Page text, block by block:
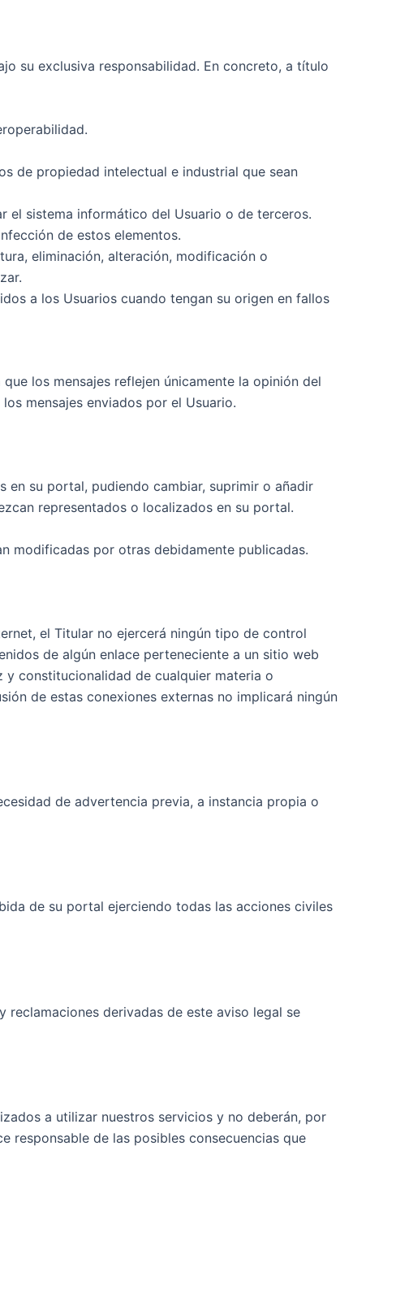
su exclusiva responsabilidad. En concreto, a título
de propiedad intelectual e industrial que sean
el sistema informático del Usuario o de terceros.
de estos elementos.
eliminación, alteración, modificación o
a los Usuarios cuando tengan su origen en fallos
los mensajes reflejen únicamente la opinión del
mensajes enviados por el Usuario.
en su portal, pudiendo cambiar, suprimir o añadir
representados o localizados en su portal.
modificadas por otras debidamente publicadas.
el Titular no ejercerá ningún tipo de control
de algún enlace perteneciente a un sitio web
constitucionalidad de cualquier materia o
de estas conexiones externas no implicará ningún
de advertencia previa, a instancia propia o
de su portal ejerciendo todas las acciones civiles
derivadas de este aviso legal se
a utilizar nuestros servicios y no deberán, por
responsable de las posibles consecuencias que